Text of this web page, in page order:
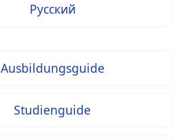
Русский
Ausbildungsguide
Studienguide